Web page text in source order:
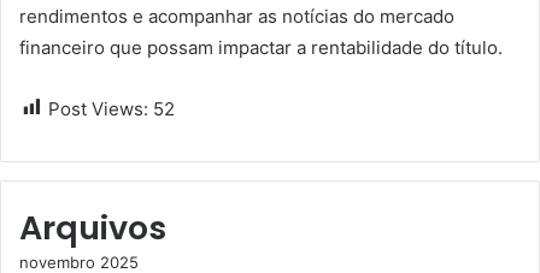
rendimentos e acompanhar as notícias do mercado
financeiro que possam impactar a rentabilidade do título.
Post Views: 52
Arquivos
novembro 2025